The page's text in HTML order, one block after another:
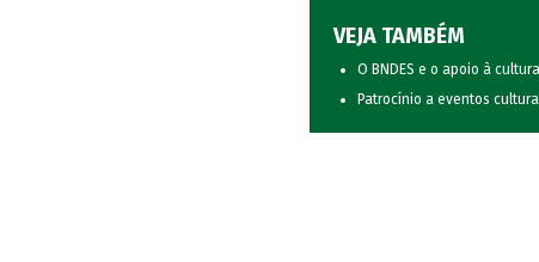
VEJA TAMBÉM
O BNDES e o apoio à cultura
Patrocínio a eventos